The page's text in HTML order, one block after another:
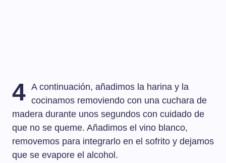
4 A continuación, añadimos la harina y la
cocinamos removiendo con una cuchara de
madera durante unos segundos con cuidado de
que no se queme. Añadimos el vino blanco,
removemos para integrarlo en el sofrito y dejamos
que se evapore el alcohol.